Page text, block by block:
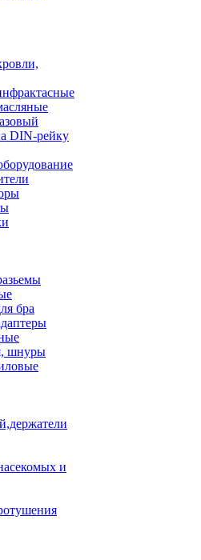
DIN-рейку
бра
шнуры
и